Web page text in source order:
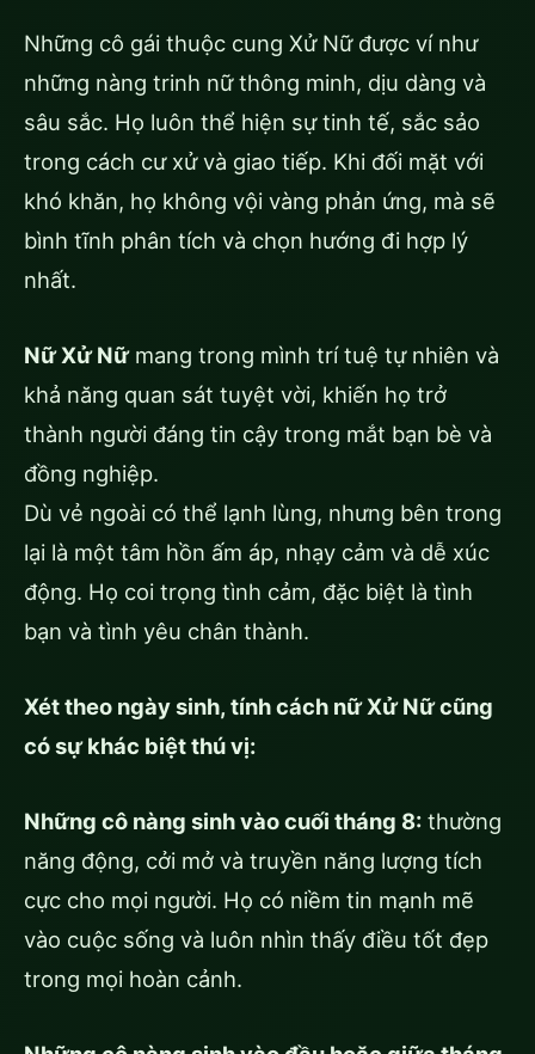
Những cô gái thuộc cung Xử Nữ được ví như
những nàng trinh nữ thông minh, dịu dàng và
sâu sắc. Họ luôn thể hiện sự tinh tế, sắc sảo
trong cách cư xử và giao tiếp. Khi đối mặt với
khó khăn, họ không vội vàng phản ứng, mà sẽ
bình tĩnh phân tích và chọn hướng đi hợp lý
nhất.
Nữ Xử Nữmang trong mình trí tuệ tự nhiên và
khả năng quan sát tuyệt vời, khiến họ trở
thành người đáng tin cậy trong mắt bạn bè và
đồng nghiệp.
Dù vẻ ngoài có thể lạnh lùng, nhưng bên trong
lại là một tâm hồn ấm áp, nhạy cảm và dễ xúc
động. Họ coi trọng tình cảm, đặc biệt là tình
bạn và tình yêu chân thành.
Xét theo ngày sinh, tính cách nữ Xử Nữ cũng
có sự khác biệt thú vị:
Những cô nàng sinh vào cuối tháng 8: thường
năng động, cởi mở và truyền năng lượng tích
cực cho mọi người. Họ có niềm tin mạnh mẽ
vào cuộc sống và luôn nhìn thấy điều tốt đẹp
trong mọi hoàn cảnh.